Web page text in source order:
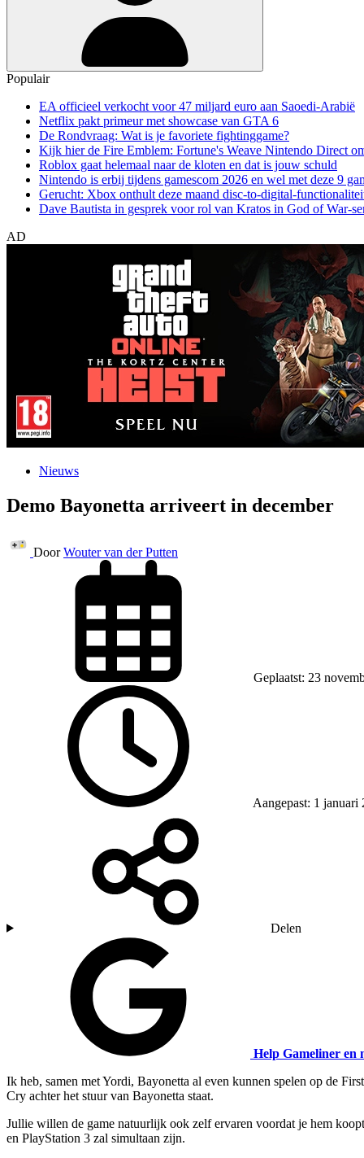
Populair
EA officieel verkocht voor 47 miljard euro aan Saoedi-Arabië
Netflix pakt primeur met showcase van GTA 6
De Rondvraag: Wat is je favoriete fightinggame?
Kijk hier de Fire Emblem: Fortune's Weave Nintendo Direct
Roblox gaat helemaal naar de kloten en dat is jouw schuld
Nintendo is erbij tijdens gamescom 2026 en wel met deze 9
Gerucht: Xbox onthult deze maand disc-to-digital-
Dave Bautista in gesprek voor rol van Kratos in God of War-
AD
Nieuws
Demo Bayonetta arriveert in december
Door Wouter van der Putten
Geplaatst: 23
Aangepast: 1 januari
Delen
Help Gameliner en
Ik heb, samen met Yordi, Bayonetta al even kunnen spelen op de
Cry achter het stuur van Bayonetta staat.
Jullie willen de game natuurlijk ook zelf ervaren voordat je hem
en PlayStation 3 zal simultaan zijn.